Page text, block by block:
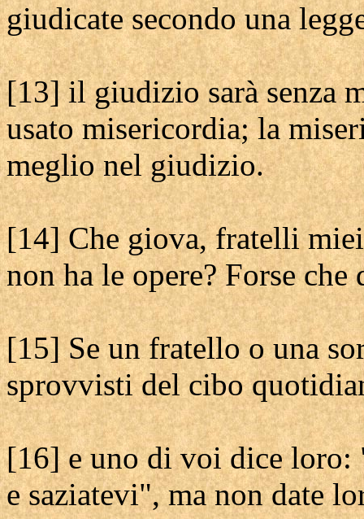
giudicate secondo una
[13] il giudizio sarà senza
usato misericordia; la
meglio nel giudizio.
[14] Che giova, fratelli
non ha le opere? Forse
[15] Se un fratello o una
sprovvisti del cibo
[16] e uno di voi dice loro:
e saziatevi", ma non date